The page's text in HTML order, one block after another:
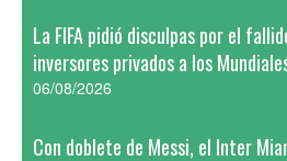
La FIFA pidió disculpas por el
inversores privados a los
06/08/2026
Con doblete de Messi, el Inter